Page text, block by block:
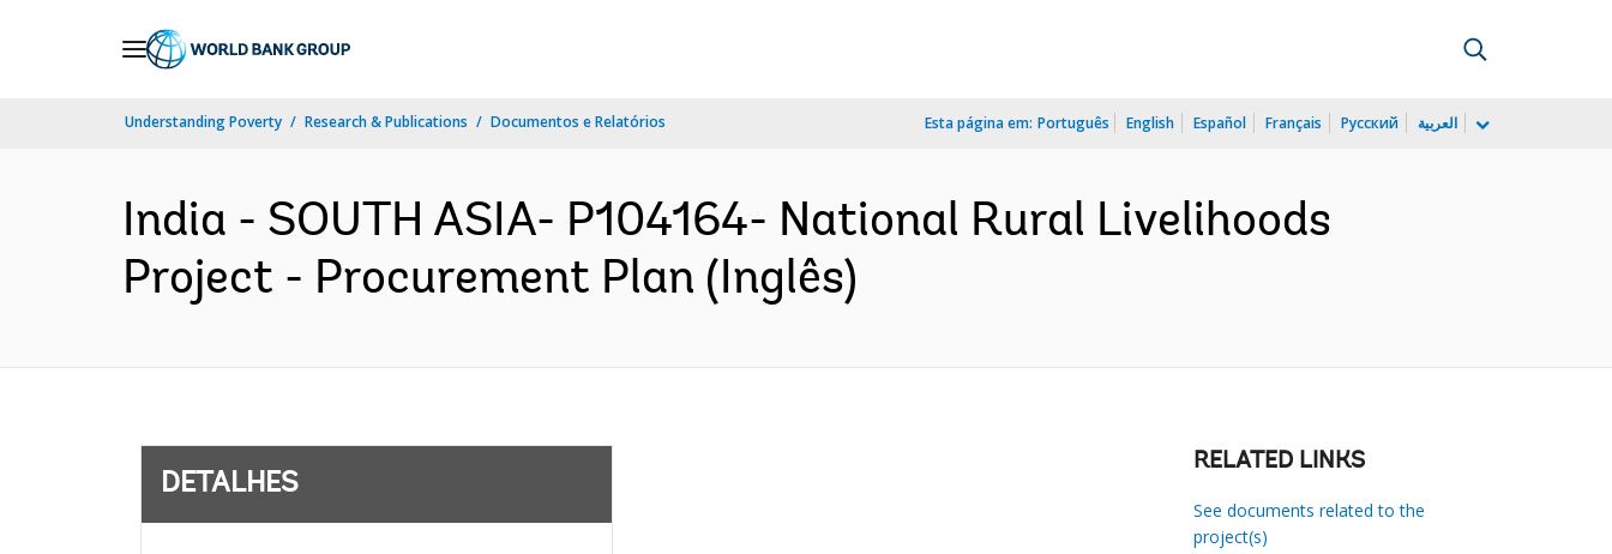
Understanding Poverty Research & Publications Documentos e Relatórios Esta página em: Português English Español Français Русский العربية
India - SOUTH ASIA- P104164- National Rural Livelihoods
Project - Procurement Plan (Inglês)
DETALHES
RELATED LINKS
See documents related to the
project(s)